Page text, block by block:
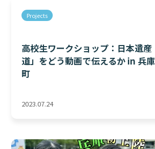
Projects
高校生ワークショップ：日本遺産
道」をどう動画で伝えるか in 兵
町
2023.07.24